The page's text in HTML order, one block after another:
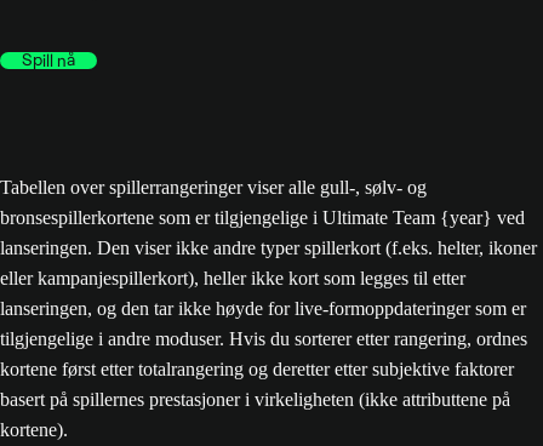
Spill nå
Tabellen over spillerrangeringer viser alle gull-, sølv- og
bronsespillerkortene som er tilgjengelige i Ultimate Team {year} ved
lanseringen. Den viser ikke andre typer spillerkort (f.eks. helter, ikoner
eller kampanjespillerkort), heller ikke kort som legges til etter
lanseringen, og den tar ikke høyde for live-formoppdateringer som er
tilgjengelige i andre moduser. Hvis du sorterer etter rangering, ordnes
kortene først etter totalrangering og deretter etter subjektive faktorer
basert på spillernes prestasjoner i virkeligheten (ikke attributtene på
kortene).